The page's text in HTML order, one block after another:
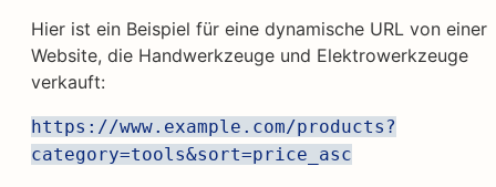
Hier ist ein Beispiel für eine dynamische URL von einer
Website, die Handwerkzeuge und Elektrowerkzeuge
verkauft:
https://www.example.com/products?
category=tools&sort=price_asc